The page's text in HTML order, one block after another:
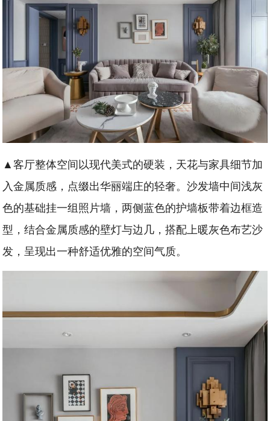
▲客厅整体空间以现代美式的硬装，天花与家具细节加
入金属质感，点缀出华丽端庄的轻奢。沙发墙中间浅灰
色的基础挂一组照片墙，两侧蓝色的护墙板带着边框造
型，结合金属质感的壁灯与边几，搭配上暖灰色布艺沙
发，呈现出一种舒适优雅的空间气质。